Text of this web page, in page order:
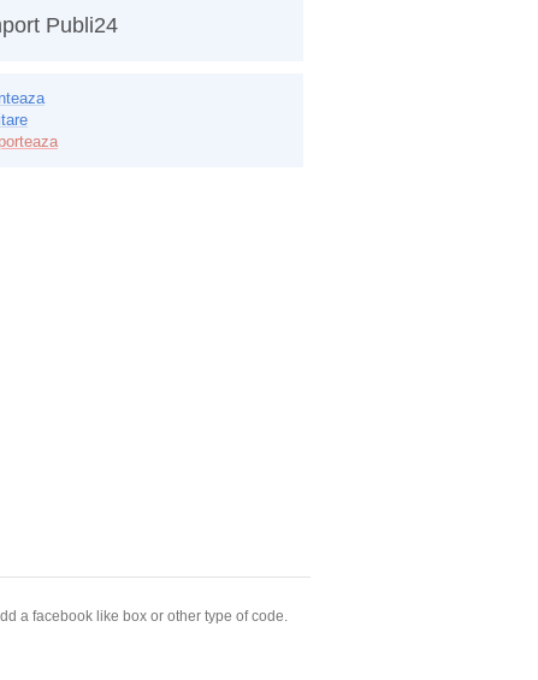
Publi24
a facebook like box or other type of code.